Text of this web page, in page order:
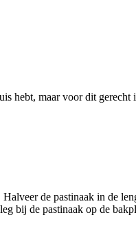
hebt, maar voor dit
de pastinaak in de
bij de pastinaak op de